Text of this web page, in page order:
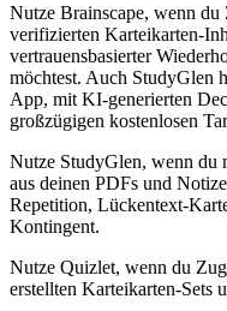
Nutze Brainscape, wenn
verifizierten Karteikarten-
vertrauensbasierter
möchtest. Auch StudyGlen
App, mit KI-generierten
großzügigen kostenlosen
Nutze StudyGlen, wenn du
aus deinen PDFs und
Repetition, Lückentext-
Kontingent.
Nutze Quizlet, wenn du
erstellten Karteikarten-Sets